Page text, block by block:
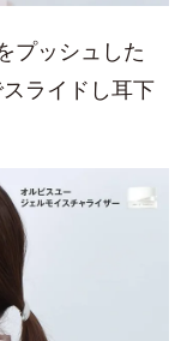
プッシュした
ライドし耳下